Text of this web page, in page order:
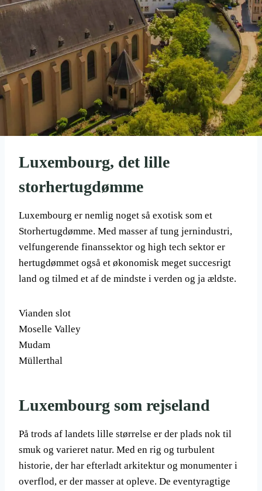
Luxembourg, det lille
storhertugdømme
Luxembourg er nemlig noget så exotisk som et
Storhertugdømme. Med masser af tung jernindustri,
velfungerende finanssektor og high tech sektor er
hertugdømmet også et økonomisk meget succesrigt
land og tilmed et af de mindste i verden og ja ældste.
Vianden slot
Moselle Valley
Mudam
Müllerthal
Luxembourg som rejseland
På trods af landets lille størrelse er der plads nok til
smuk og varieret natur. Med en rig og turbulent
historie, der har efterladt arkitektur og monumenter i
overflod, er der masser at opleve. De eventyragtige